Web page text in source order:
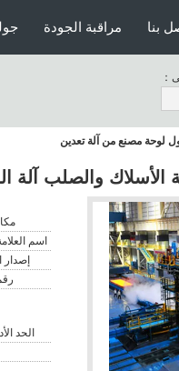
مراقبة الجودة بنا
：
لوحة مصنع من آلة تعدين
والصلب آلة
اسم
إصدار
الحد